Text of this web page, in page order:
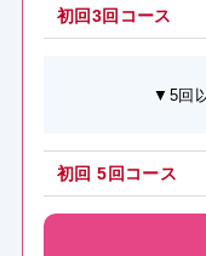
初回3回コース
▼5回
初回 5回コース